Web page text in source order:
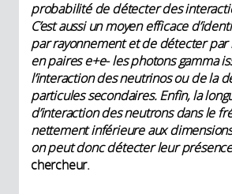
probabilité de détecter des
C’est aussi un moyen efficace
par rayonnement et de détecter par
en paires e+e- les photons gamma
l’interaction des neutrinos ou de la
particules secondaires. Enfin, la
d’interaction des neutrons dans le
nettement inférieure aux
on peut donc détecter leur
chercheur.